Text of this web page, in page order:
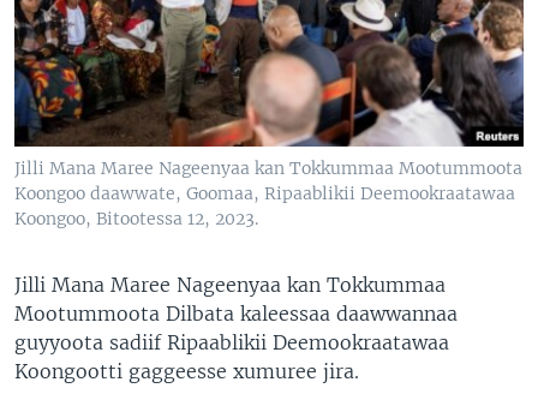
Jilli Mana Maree Nageenyaa kan Tokkummaa Mootummoota
Koongoo daawwate, Goomaa, Ripaablikii Deemookraatawaa
Koongoo, Bitootessa 12, 2023.
Jilli Mana Maree Nageenyaa kan Tokkummaa
Mootummoota Dilbata kaleessaa daawwannaa
guyyoota sadiif Ripaablikii Deemookraatawaa
Koongootti gaggeesse xumuree jira.